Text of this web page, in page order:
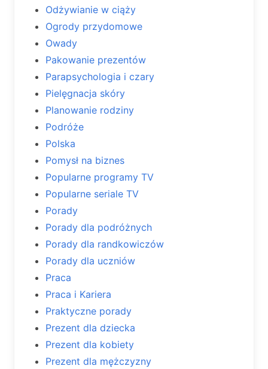
Odżywianie w ciąży
Ogrody przydomowe
Owady
Pakowanie prezentów
Parapsychologia i czary
Pielęgnacja skóry
Planowanie rodziny
Podróże
Polska
Pomysł na biznes
Popularne programy TV
Popularne seriale TV
Porady
Porady dla podróżnych
Porady dla randkowiczów
Porady dla uczniów
Praca
Praca i Kariera
Praktyczne porady
Prezent dla dziecka
Prezent dla kobiety
Prezent dla mężczyzny